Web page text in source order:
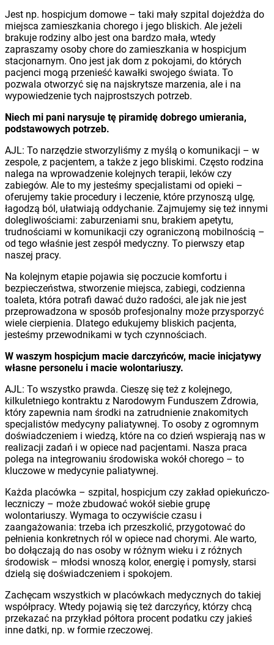
Jest np. hospicjum domowe – taki mały szpital dojeżdża do
miejsca zamieszkania chorego i jego bliskich. Ale jeżeli
brakuje rodziny albo jest ona bardzo mała, wtedy
zapraszamy osoby chore do zamieszkania w hospicjum
stacjonarnym. Ono jest jak dom z pokojami, do których
pacjenci mogą przenieść kawałki swojego świata. To
pozwala otworzyć się na najskrytsze marzenia, ale i na
wypowiedzenie tych najprostszych potrzeb.
Niech mi pani narysuje tę piramidę dobrego umierania,
podstawowych potrzeb.
AJL: To narzędzie stworzyliśmy z myślą o komunikacji – w
zespole, z pacjentem, a także z jego bliskimi. Często rodzina
nalega na wprowadzenie kolejnych terapii, leków czy
zabiegów. Ale to my jesteśmy specjalistami od opieki –
oferujemy takie procedury i leczenie, które przynoszą ulgę,
łagodzą ból, ułatwiają oddychanie. Zajmujemy się też innymi
dolegliwościami: zaburzeniami snu, brakiem apetytu,
trudnościami w komunikacji czy ograniczoną mobilnością –
od tego właśnie jest zespół medyczny. To pierwszy etap
naszej pracy.
Na kolejnym etapie pojawia się poczucie komfortu i
bezpieczeństwa, stworzenie miejsca, zabiegi, codzienna
toaleta, która potrafi dawać dużo radości, ale jak nie jest
przeprowadzona w sposób profesjonalny może przysporzyć
wiele cierpienia. Dlatego edukujemy bliskich pacjenta,
jesteśmy przewodnikami w tych czynnościach.
W waszym hospicjum macie darczyńców, macie inicjatywy
własne personelu i macie wolontariuszy.
AJL: To wszystko prawda. Cieszę się też z kolejnego,
kilkuletniego kontraktu z Narodowym Funduszem Zdrowia,
który zapewnia nam środki na zatrudnienie znakomitych
specjalistów medycyny paliatywnej. To osoby z ogromnym
doświadczeniem i wiedzą, które na co dzień wspierają nas w
realizacji zadań i w opiece nad pacjentami. Nasza praca
polega na integrowaniu środowiska wokół chorego – to
kluczowe w medycynie paliatywnej.
Każda placówka – szpital, hospicjum czy zakład opiekuńczo-
leczniczy – może zbudować wokół siebie grupę
wolontariuszy. Wymaga to oczywiście czasu i
zaangażowania: trzeba ich przeszkolić, przygotować do
pełnienia konkretnych ról w opiece nad chorymi. Ale warto,
bo dołączają do nas osoby w różnym wieku i z różnych
środowisk – młodsi wnoszą kolor, energię i pomysły, starsi
dzielą się doświadczeniem i spokojem.
Zachęcam wszystkich w placówkach medycznych do takiej
współpracy. Wtedy pojawią się też darczyńcy, którzy chcą
przekazać na przykład półtora procent podatku czy jakieś
inne datki, np. w formie rzeczowej.